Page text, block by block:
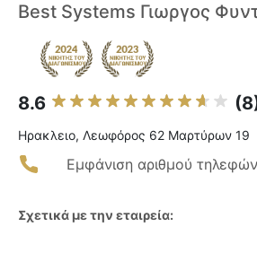
Best Systems Γιωργος
8.6
Ηρακλειο, Λεωφόρος 62 Μαρτύρων 19
Εμφάνιση αριθμού
Σχετικά με την εταιρεία: